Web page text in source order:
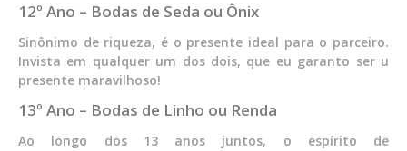
12º Ano – Bodas de Seda ou Ônix
Sinônimo de riqueza, é o presente ideal para o parceiro.
Invista em qualquer um dos dois, que eu garanto ser u
presente maravilhoso!
13º Ano – Bodas de Linho ou Renda
Ao longo dos 13 anos juntos, o espírito de